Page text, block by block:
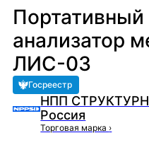
анализатор
ЛИС-03
Госреестр
НПП
Россия
Торговая марка ›